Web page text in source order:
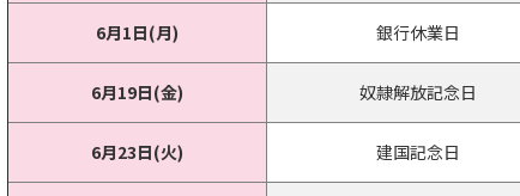
6月1日(月) 銀行休業日
6月19日(金) 奴隷解放記念日
6月23日(火) 建国記念日